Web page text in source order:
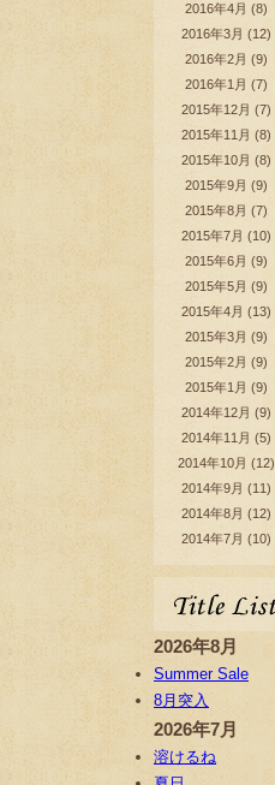
2016年4月 (8)
2016年3月 (12)
2016年2月 (9)
2016年1月 (7)
2015年12月 (7)
2015年11月 (8)
2015年10月 (8)
2015年9月 (9)
2015年8月 (7)
2015年7月 (10)
2015年6月 (9)
2015年5月 (9)
2015年4月 (13)
2015年3月 (9)
2015年2月 (9)
2015年1月 (9)
2014年12月 (9)
2014年11月 (5)
2014年10月 (12)
2014年9月 (11)
2014年8月 (12)
2014年7月 (10)
2026年8月
Summer Sale
8月突入
2026年7月
溶けるね